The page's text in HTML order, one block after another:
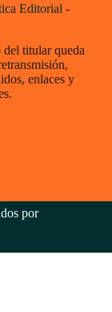
Editorial -
titular queda
enlaces y
por